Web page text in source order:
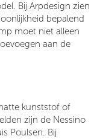
Bij Arpdesign zien
bepalend
moet niet alleen
aan de
kunststof of
zijn de Nessino
Poulsen. Bij